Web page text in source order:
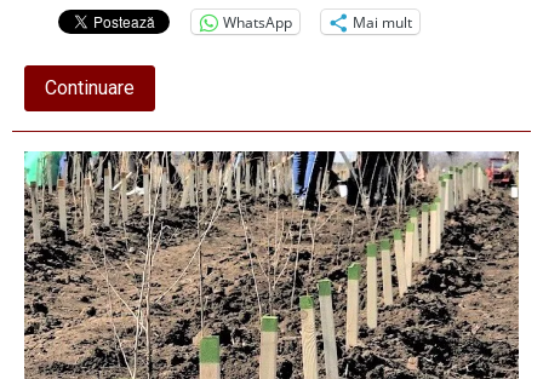
WhatsApp
Mai mult
Continuareabout
Romsilva
are
nou
director
general
din
Vâlcea